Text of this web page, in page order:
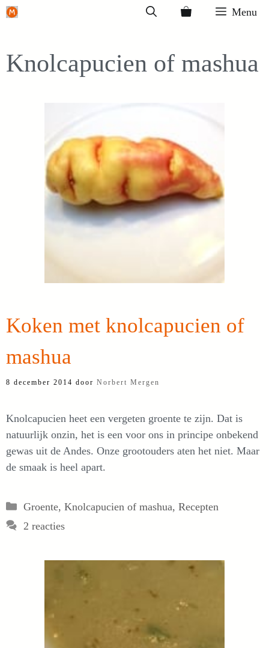
Ga
inhoud
Menu
Knolcapucien of mashua
Koken met knolcapucien of
mashua
8 december 2014 door Norbert Mergen
Knolcapucien heet een vergeten groente te zijn. Dat is
natuurlijk onzin, het is een voor ons in principe onbekend
gewas uit de Andes. Onze grootouders aten het niet. Maar
de smaak is heel apart.
Categorieën
Groente, Knolcapucien of mashua, Recepten
2 reacties